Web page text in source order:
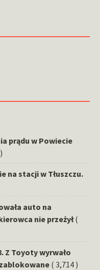
prądu w Powiecie
na stacji w Tłuszczu.
auto na
nie przeżył (
Z Toyoty wyrwało
( 3,714 )